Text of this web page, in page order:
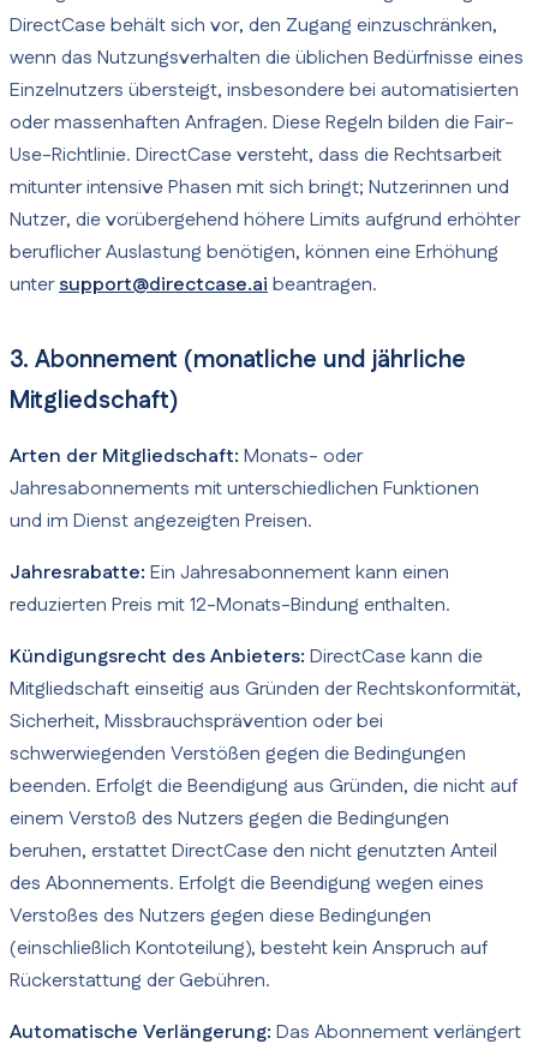
DirectCase behält sich vor, den Zugang einzuschränken,
wenn das Nutzungsverhalten die üblichen Bedürfnisse eines
Einzelnutzers übersteigt, insbesondere bei automatisierten
oder massenhaften Anfragen. Diese Regeln bilden die Fair-
Use-Richtlinie. DirectCase versteht, dass die Rechtsarbeit
mitunter intensive Phasen mit sich bringt; Nutzerinnen und
Nutzer, die vorübergehend höhere Limits aufgrund erhöhter
beruflicher Auslastung benötigen, können eine Erhöhung
untersupport@directcase.aibeantragen.
3. Abonnement (monatliche und jährliche
Mitgliedschaft)
Arten der Mitgliedschaft: Monats- oder
Jahresabonnements mit unterschiedlichen Funktionen
und im Dienst angezeigten Preisen.
Jahresrabatte: Ein Jahresabonnement kann einen
reduzierten Preis mit 12-Monats-Bindung enthalten.
Kündigungsrecht des Anbieters: DirectCase kann die
Mitgliedschaft einseitig aus Gründen der Rechtskonformität,
Sicherheit, Missbrauchsprävention oder bei
schwerwiegenden Verstößen gegen die Bedingungen
beenden. Erfolgt die Beendigung aus Gründen, die nicht auf
einem Verstoß des Nutzers gegen die Bedingungen
beruhen, erstattet DirectCase den nicht genutzten Anteil
des Abonnements. Erfolgt die Beendigung wegen eines
Verstoßes des Nutzers gegen diese Bedingungen
(einschließlich Kontoteilung), besteht kein Anspruch auf
Rückerstattung der Gebühren.
Automatische Verlängerung: Das Abonnement verlängert